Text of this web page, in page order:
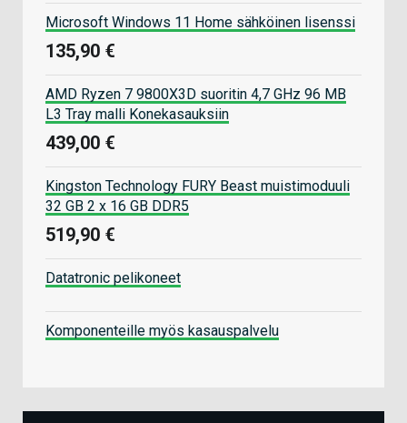
Microsoft Windows 11 Home sähköinen lisenssi
135,90 €
AMD Ryzen 7 9800X3D suoritin 4,7 GHz 96 MB
L3 Tray malli Konekasauksiin
439,00 €
Kingston Technology FURY Beast muistimoduuli
32 GB 2 x 16 GB DDR5
519,90 €
Datatronic pelikoneet
Komponenteille myös kasauspalvelu